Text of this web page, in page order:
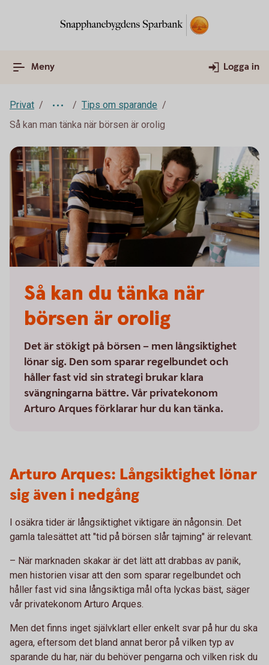
Meny Logga in
Privat
Tips om sparande
Så kan man tänka när börsen är orolig
Så kan du tänka när
börsen är orolig
Det är stökigt på börsen – men långsiktighet
lönar sig. Den som sparar regelbundet och
håller fast vid sin strategi brukar klara
svängningarna bättre. Vår privatekonom
Arturo Arques förklarar hur du kan tänka.
Arturo Arques: Långsiktighet lönar
sig även i nedgång
I osäkra tider är långsiktighet viktigare än någonsin. Det
gamla talesättet att "tid på börsen slår tajming" är relevant.
– När marknaden skakar är det lätt att drabbas av panik,
men historien visar att den som sparar regelbundet och
håller fast vid sina långsiktiga mål ofta lyckas bäst, säger
vår privatekonom Arturo Arques.
Men det finns inget självklart eller enkelt svar på hur du ska
agera, eftersom det bland annat beror på vilken typ av
sparande du har, när du behöver pengarna och vilken risk du